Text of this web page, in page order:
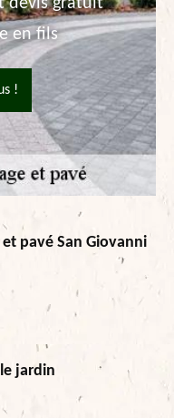
devis gratuit
en fils
!
pavé San Giovanni
jardin